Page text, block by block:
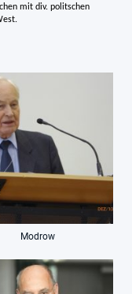
mit div. politschen
Modrow